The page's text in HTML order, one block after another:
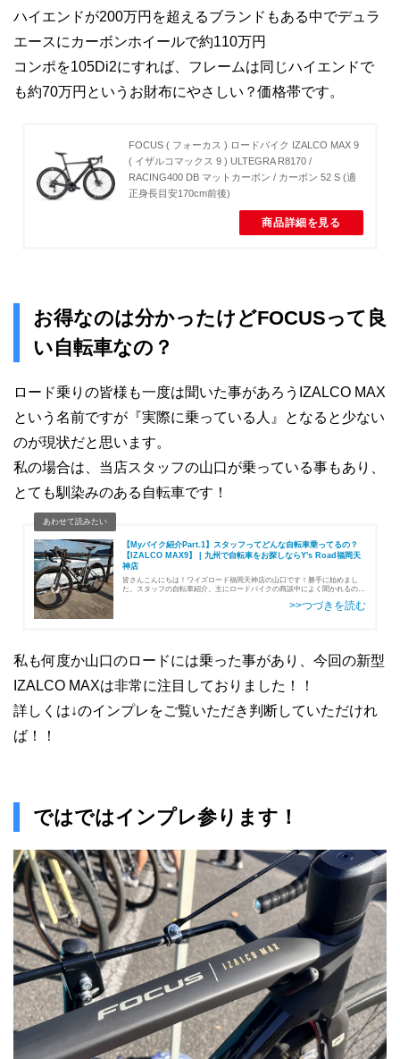
ハイエンドが200万円を超えるブランドもある中でデュラ
エースにカーボンホイールで約110万円
コンポを105Di2にすれば、フレームは同じハイエンドで
も約70万円というお財布にやさしい？価格帯です。
FOCUS ( フォーカス ) ロードバイク IZALCO MAX 9
( イザルコマックス 9 ) ULTEGRA R8170 /
RACING400 DB マットカーボン / カーボン 52 S (適
正身長目安170cm前後)
商品詳細を見る
お得なのは分かったけどFOCUSって良
い自転車なの？
ロード乗りの皆様も一度は聞いた事があろうIZALCO MAX
という名前ですが『実際に乗っている人』となると少ない
のが現状だと思います。
私の場合は、当店スタッフの山口が乗っている事もあり、
とても馴染みのある自転車です！
【Myバイク紹介Part.1】スタッフってどんな自転車乗ってるの？
【IZALCO MAX9】 | 九州で自転車をお探しならY's Road福岡天
神店
皆さんこんにちは！ワイズロード福岡天神店の山口です！勝手に始めまし
た。スタッフの自転車紹介。主にロードバイクの商談中によく聞かれるのが
私も何度か山口のロードには乗った事があり、今回の新型
IZALCO MAXは非常に注目しておりました！！
詳しくは↓のインプレをご覧いただき判断していただけれ
ば！！
ではではインプレ参ります！